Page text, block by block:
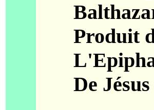
Balthazar,
Produit
De Jésus